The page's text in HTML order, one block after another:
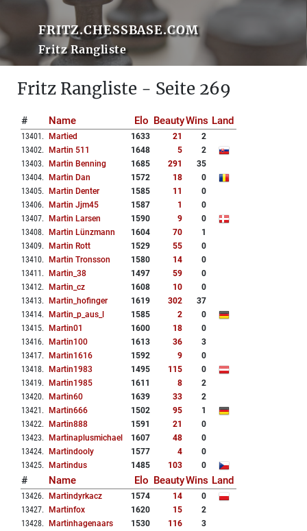
FRITZ.CHESSBASE.COM
Fritz Rangliste
Fritz Rangliste - Seite 269
# Name Elo BeautyWins Land
13401 . Martied 1633 21
2
13402. Martin 511 1648 5
2
13403. Martin Benning 1685 291
35
13404. Martin Dan 1572 18
0
13405. Martin Denter 1585 11
0
13406. Martin Jjm45 1587 1
0
13407. Martin Larsen 1590 9
0
13408. Martin Lünzmann 1604 70
1
13409. Martin Rott 1529 55
0
13410. Martin Tronsson 1580 14
0
13411 . Martin_38 1497 59
0
13412. Martin_cz 1608 10
0
13413. Martin_hofinger 1619 302
37
13414. Martin_p_aus_l 1585 2
0
13415. Martin01 1600 18
0
13416. Martin100 1613 36
3
13417. Martin1616 1592 9
0
13418. Martin1983 1495 115
0
13419. Martin1985 1611 8
2
13420. Martin60 1639 33
2
13421 . Martin666 1502 95
1
13422. Martin888 1591 21
0
13423. Martinaplusmichael 1607 48
0
13424. Martindooly 1577 4
0
13425. Martindus 1485 103 0
# Name Elo BeautyWins Land
13426. Martindyrkacz 1574 14
0
13427. Martinfox 1620 15
2
13428. Martinhagenaars 1530 116
3